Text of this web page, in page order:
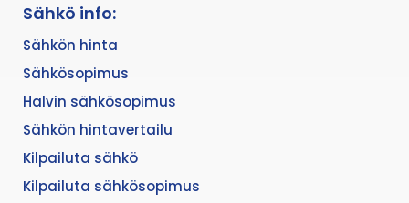
Sähkö info:
Sähkön hinta
Sähkösopimus
Halvin sähkösopimus
Sähkön hintavertailu
Kilpailuta sähkö
Kilpailuta sähkösopimus